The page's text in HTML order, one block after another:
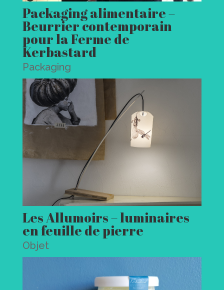
Packaging alimentaire –
Beurrier contemporain
pour la Ferme de
Kerbastard
Packaging
Les Allumoirs – luminaires
en feuille de pierre
Objet